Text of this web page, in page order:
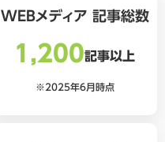
WEBメディア 記事総数
1,200記事以上
※2025年6月時点